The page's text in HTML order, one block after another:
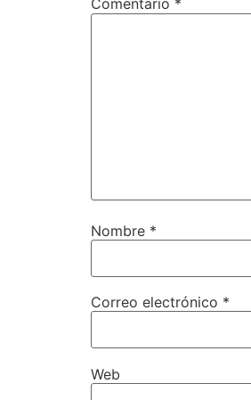
Comentario *
Nombre *
Correo electrónico *
Web